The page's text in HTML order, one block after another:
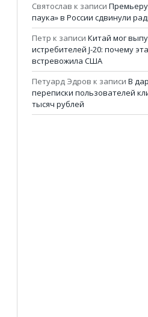
Святослав к записи
паука» в России сдвинули
Петр к записи Китай мог
истребителей J-20: почему
встревожила США
Петуард Эдров к записи В
переписки пользователей
тысяч рублей